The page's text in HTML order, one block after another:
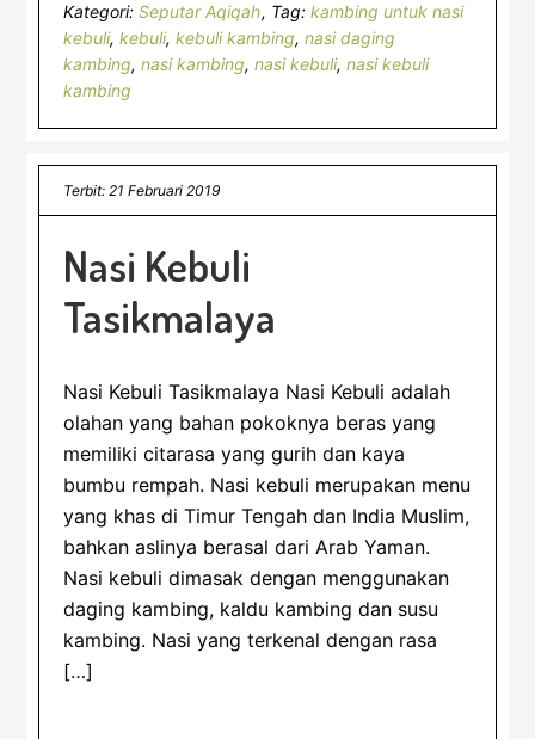
Kategori:Seputar Aqiqah Tag:kambing untuk nasi
kebuli,kebuli,kebuli kambing,nasi daging
kambing,nasi kambing,nasi kebuli,nasi kebuli
kambing
Terbit: 21 Februari 2019
Nasi Kebuli
Tasikmalaya
Nasi Kebuli Tasikmalaya Nasi Kebuli adalah
olahan yang bahan pokoknya beras yang
memiliki citarasa yang gurih dan kaya
bumbu rempah. Nasi kebuli merupakan menu
yang khas di Timur Tengah dan India Muslim,
bahkan aslinya berasal dari Arab Yaman.
Nasi kebuli dimasak dengan menggunakan
daging kambing, kaldu kambing dan susu
kambing. Nasi yang terkenal dengan rasa
[…]